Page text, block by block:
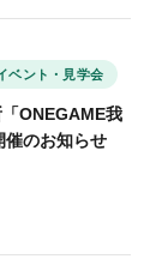
ONEGAME我
催のお知らせ
ベント・見学会